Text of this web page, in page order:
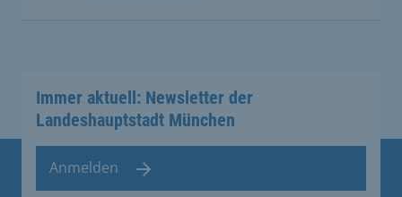
Immer aktuell: Newsletter der
Landeshauptstadt München
Anmelden